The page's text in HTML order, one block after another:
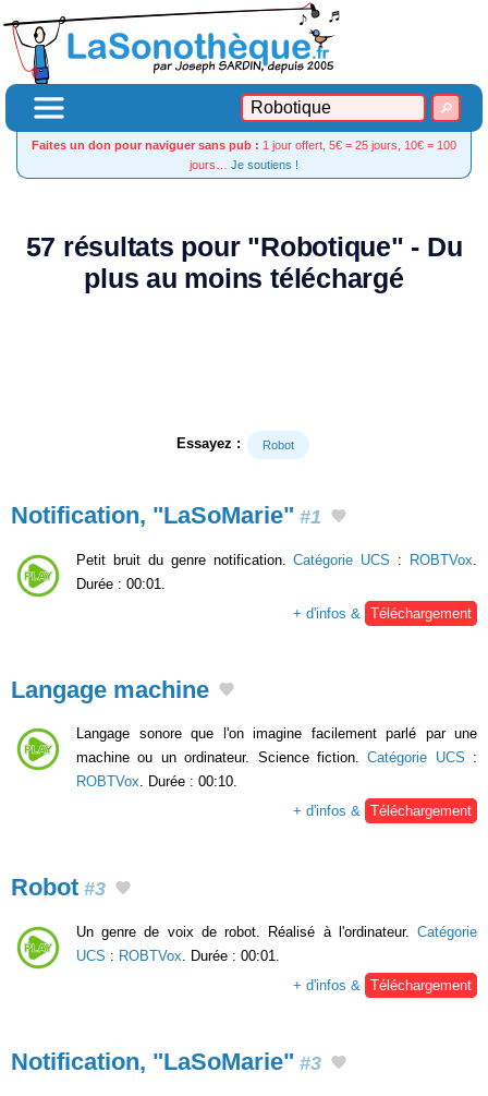
Faites un don pour naviguer sans pub : 1 jour offert, 5€ = 25 jours, 10€ = 100
jours… Je soutiens !
57 résultats pour "Robotique" - Du
plus au moins téléchargé
Essayez : Robot
Notification, "LaSoMarie" #1
Petit bruit du genre notification.Catégorie UCS : ROBTVox
Durée : 00:01.
+ d'infos &
Téléchargement
Langage machine
Langage sonore que l'on imagine facilement parlé par une
machine ou un ordinateur. Science fiction.Catégorie UCS :
ROBTVox. Durée : 00:10.
+ d'infos & Téléchargement
Robot #3
Un genre de voix de robot. Réalisé à l'ordinateur. Catégorie
UCS : ROBTVox . Durée : 00:01.
+ d'infos &
Téléchargement
Notification, "LaSoMarie" #3